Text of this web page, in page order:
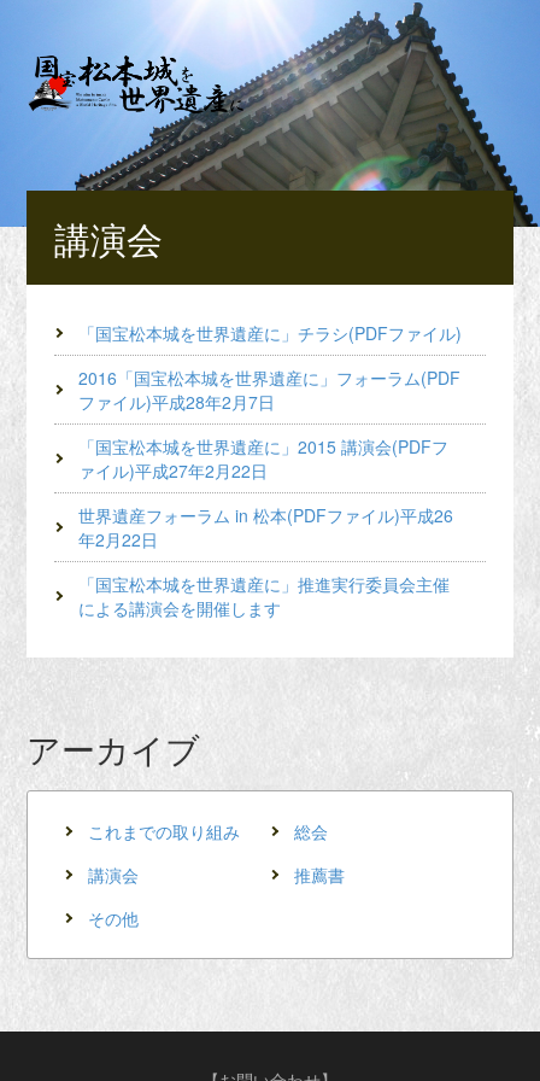
講演会
「国宝松本城を世界遺産に」チラシ(PDFファイル)
2016「国宝松本城を世界遺産に」フォーラム(PDF
ファイル)平成28年2月7日
「国宝松本城を世界遺産に」2015 講演会(PDFフ
ァイル)平成27年2月22日
世界遺産フォーラム in 松本(PDFファイル)平成26
年2月22日
「国宝松本城を世界遺産に」推進実行委員会主催
による講演会を開催します
アーカイブ
これまでの取り組み
総会
講演会
推薦書
その他